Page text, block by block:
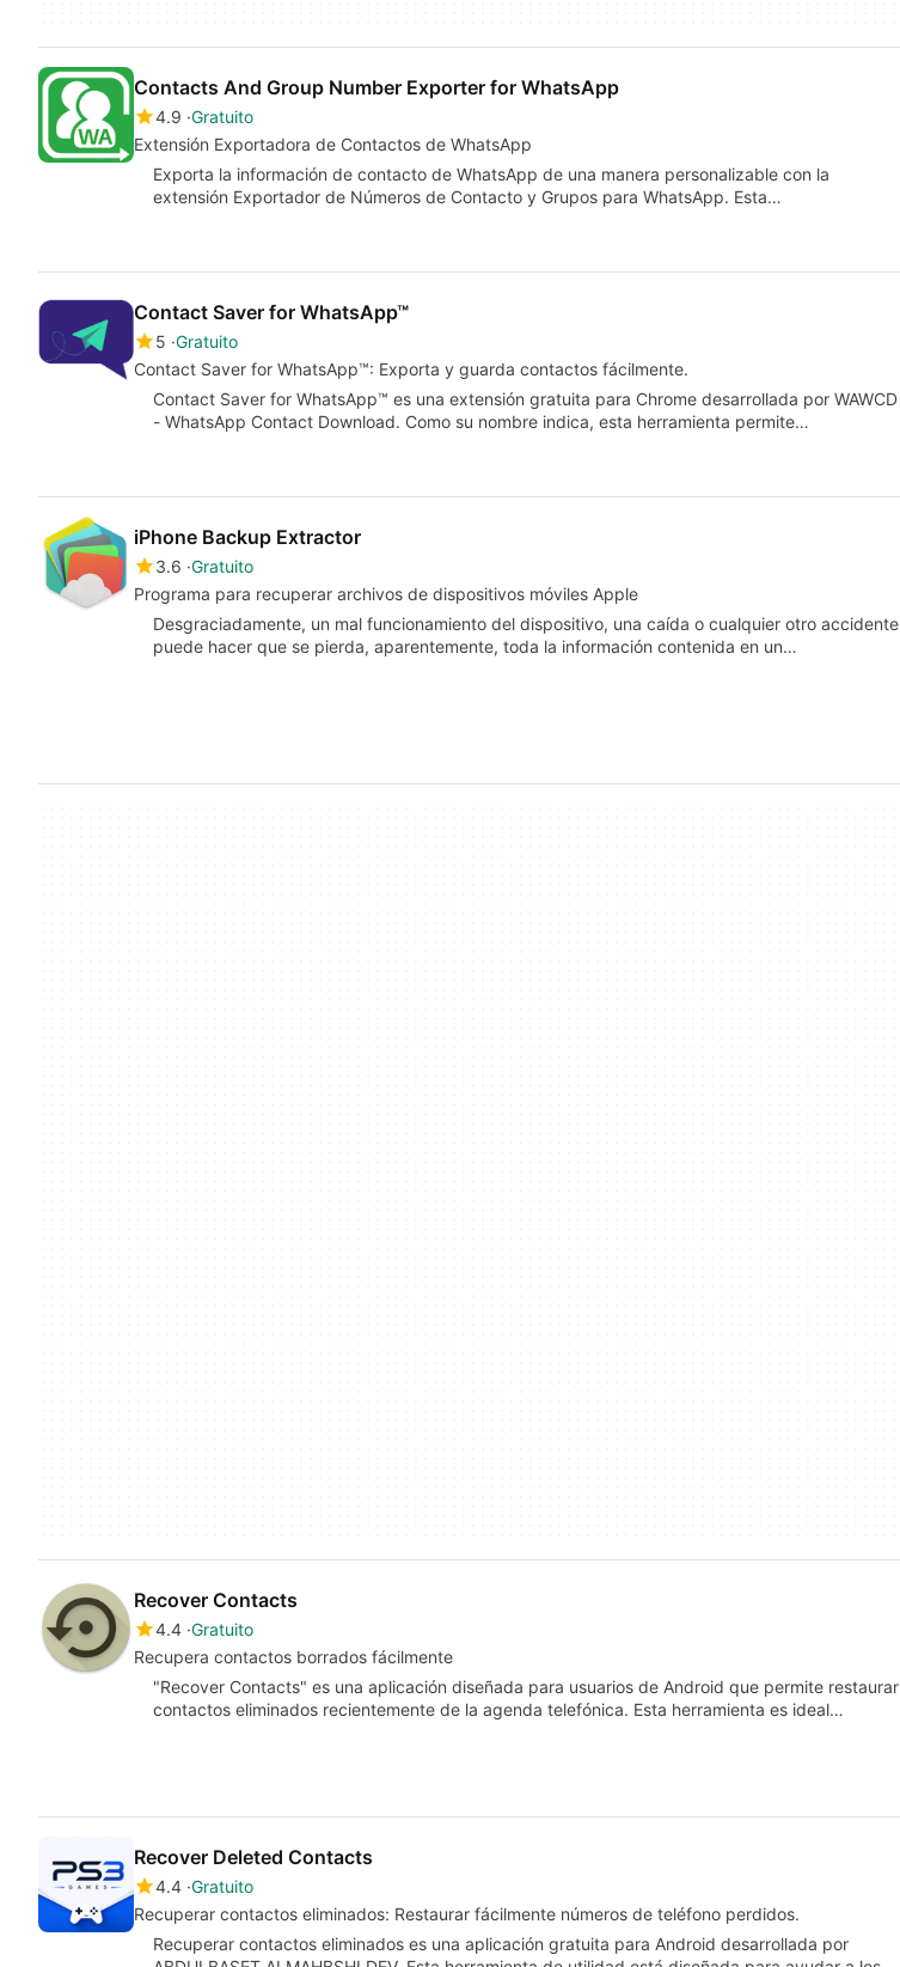
Contacts And Group Number Exporter for WhatsApp
4.9 Gratuito
Extensión Exportadora de Contactos de WhatsApp
Exporta la información de contacto de WhatsApp de una manera personalizable con la
extensión Exportador de Números de Contacto y Grupos para WhatsApp. Esta…
Contact Saver for WhatsApp™
5 Gratuito
Contact Saver for WhatsApp™: Exporta y guarda contactos fácilmente.
Contact Saver for WhatsApp™ es una extensión gratuita para Chrome desarrollada por WAWCD
- WhatsApp Contact Download. Como su nombre indica, esta herramienta permite…
iPhone Backup Extractor
3.6 Gratuito
Programa para recuperar archivos de dispositivos móviles Apple
Desgraciadamente, un mal funcionamiento del dispositivo, una caída o cualquier otro accidente
puede hacer que se pierda, aparentemente, toda la información contenida en un…
Recover Contacts
4.4 Gratuito
Recupera contactos borrados fácilmente
"Recover Contacts" es una aplicación diseñada para usuarios de Android que permite restaurar
contactos eliminados recientemente de la agenda telefónica. Esta herramienta es ideal…
Recover Deleted Contacts
4.4 Gratuito
Recuperar contactos eliminados: Restaurar fácilmente números de teléfono perdidos.
Recuperar contactos eliminados es una aplicación gratuita para Android desarrollada por